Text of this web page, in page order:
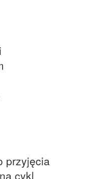
przyjęcia
cykl